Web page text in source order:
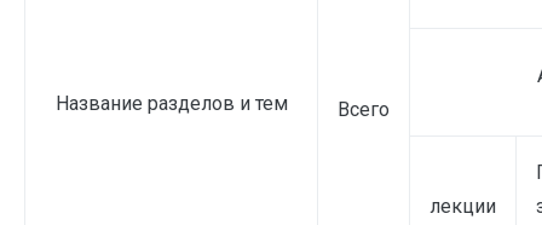
Название разделов и тем Всего
лекции